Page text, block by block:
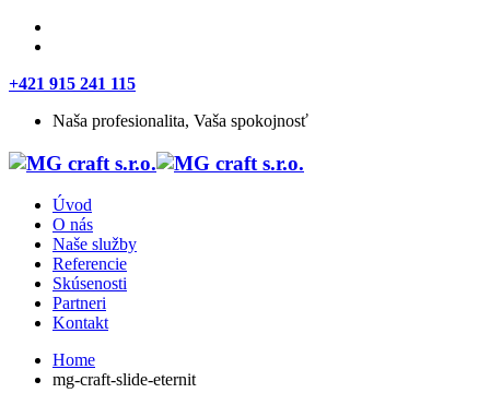
+421 915 241 115
Naša profesionalita, Vaša spokojnosť
Úvod
O nás
Naše služby
Referencie
Skúsenosti
Partneri
Kontakt
Home
mg-craft-slide-eternit